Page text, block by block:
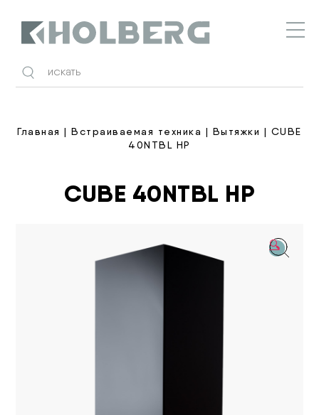
Главная |Встраиваемая техника | Вытяжки | CUBE
40NTBL HP
CUBE 40NTBL HP
🔍